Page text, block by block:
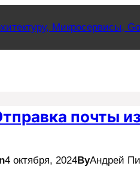
Микросервисы,
почты
4 октября, 2024ByАндрей